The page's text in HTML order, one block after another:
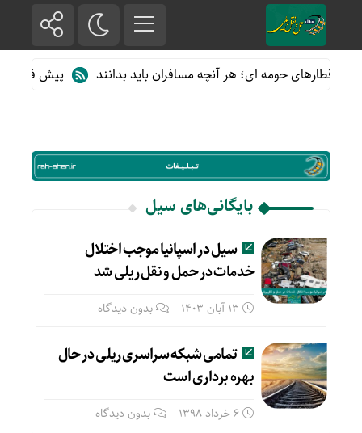
از قطارهای حومه ای؛ هر آنچه مسافران باید بدانند پیش فروش
بایگانی‌های سیل
سیل در اسپانیا موجب اختلال
خدمات در حمل و نقل ریلی شد
13 آبان 1403 بدون دیدگاه
تمامی شبکه سراسری ریلی در حال
بهره برداری است
6 خرداد 1398 بدون دیدگاه